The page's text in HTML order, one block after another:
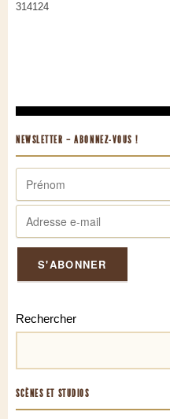
314124
NEWSLETTER – ABONNEZ-VOUS !
Rechercher
SCÈNES ET STUDIOS